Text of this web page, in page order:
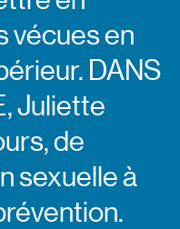
vécues en
DANS
Juliette
de
sexuelle à